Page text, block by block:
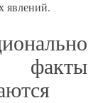
явлений.